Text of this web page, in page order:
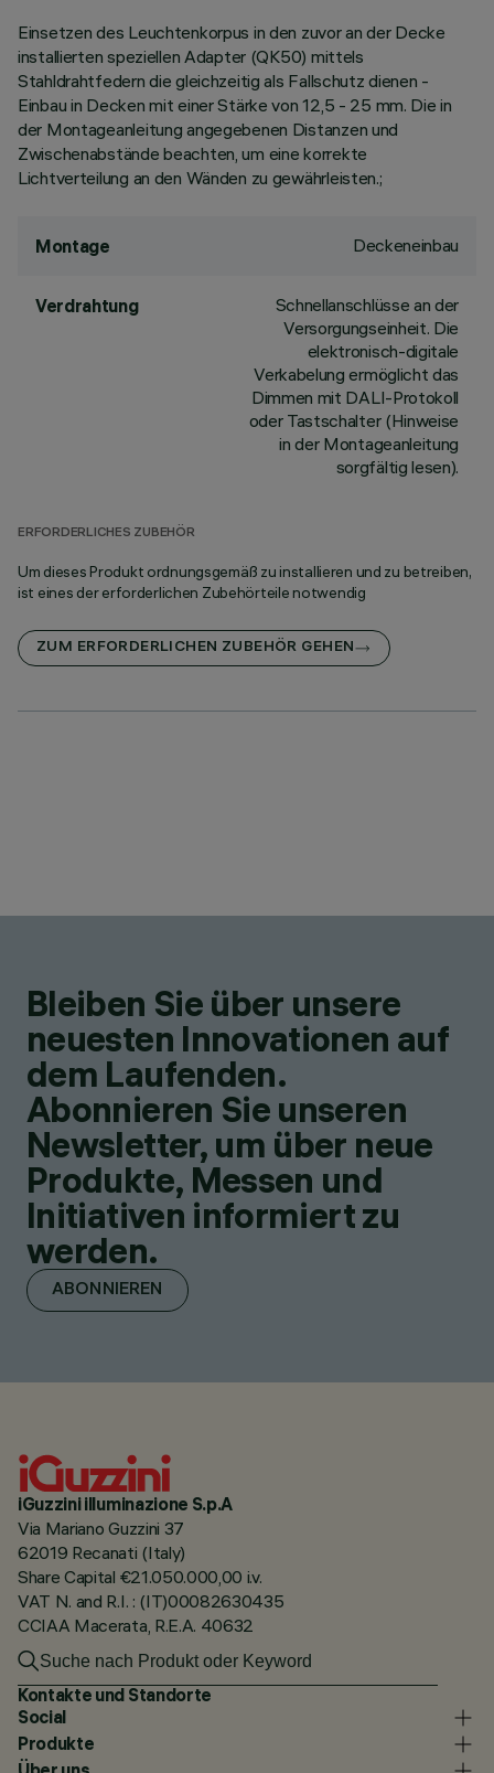
Einsetzen des Leuchtenkorpus in den zuvor an der Decke
installierten speziellen Adapter (QK50) mittels
Stahldrahtfedern die gleichzeitig als Fallschutz dienen -
Einbau in Decken mit einer Stärke von 12,5 - 25 mm. Die in
der Montageanleitung angegebenen Distanzen und
Zwischenabstände beachten, um eine korrekte
Lichtverteilung an den Wänden zu gewährleisten.;
Montage Deckeneinbau
Verdrahtung
Schnellanschlüsse an der
Versorgungseinheit. Die
elektronisch-digitale
Verkabelung ermöglicht das
Dimmen mit DALI-Protokoll
oder Tastschalter (Hinweise
in der Montageanleitung
sorgfältig lesen).
ERFORDERLICHES ZUBEHÖR
Um dieses Produkt ordnungsgemäß zu installieren und zu betreiben,
ist eines der erforderlichen Zubehörteile notwendig
ZUM ERFORDERLICHEN ZUBEHÖR GEHEN
Bleiben Sie über unsere
neuesten Innovationen auf
dem Laufenden.
Abonnieren Sie unseren
Newsletter, um über neue
Produkte, Messen und
Initiativen informiert zu
werden.
ABONNIEREN
iGuzzini illuminazione S.p.A
Via Mariano Guzzini 37
62019 Recanati (Italy)
Share Capital €21.050.000,00 i.v.
VAT N. and R.I. : (IT)00082630435
CCIAA Macerata, R.E.A. 40632
Kontakte und Standorte
Social
Produkte